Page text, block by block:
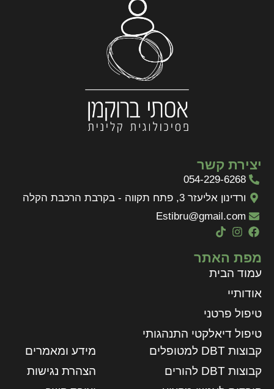
יצירת קשר
054-229-6268
ורדינון אליעזר 3, פתח תקווה - בקרבת הרכבת הקלה
Estibru@gmail.com
מפת האתר
עמוד הבית
אודותיי
טיפול פרטני
טיפול דיאלקטי התנהגותי
קבוצות DBT למטופלים
קבוצות DBT להורים
מידע ומאמרים
הצהרת נגישות